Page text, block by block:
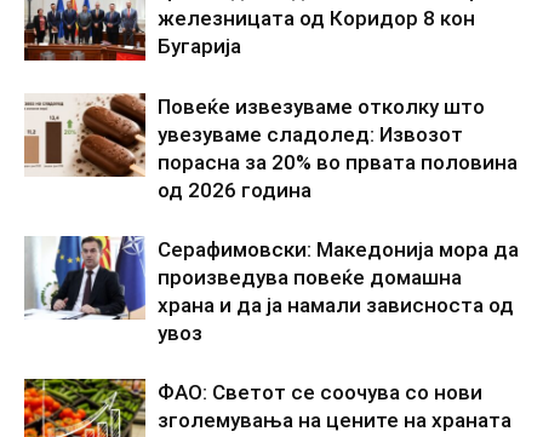
железницата од Коридор 8 кон
Бугарија
Повеќе извезуваме отколку што
увезуваме сладолед: Извозот
порасна за 20% во првата половина
од 2026 година
Серафимовски: Македонија мора да
произведува повеќе домашна
храна и да ја намали зависноста од
увоз
ФАО: Светот се соочува со нови
зголемувања на цените на храната